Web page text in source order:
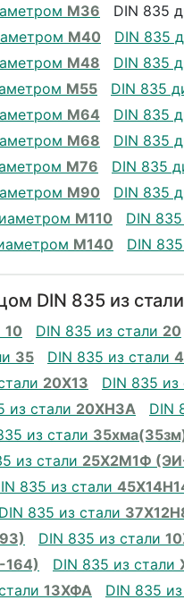
М36 DIN 835
М40 DIN 835
М48 DIN 835
М55 DIN 835
М64 DIN 835
М68 DIN 835
М76 DIN 835
М90 DIN 835
М110 DIN
М140 DIN
DIN 835 из стали
10 DIN 835 из стали 20
35 DIN 835 из стали
20Х13 DIN 835 из
из стали 20ХН3А DIN
из стали
из стали 25Х2М1Ф
835 из стали
DIN 835 из стали
DIN 835 из стали
164) DIN 835 из стали
13ХФА DIN 835